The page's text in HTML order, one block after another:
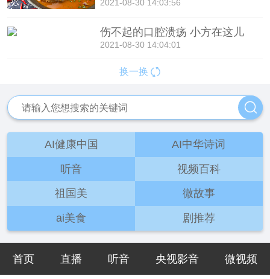
2021-08-30 14:03:56
伤不起的口腔溃疡 小方在这儿
2021-08-30 14:04:01
换一换
AI健康中国
AI中华诗词
听音
视频百科
祖国美
微故事
ai美食
剧推荐
首页 直播 听音 央视影音 微视频